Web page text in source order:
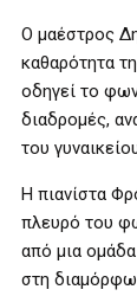
Ο μαέστρος
καθαρότητα
οδηγεί το
διαδρομές,
του
Η πιανίστα
πλευρό του
από μια
στη